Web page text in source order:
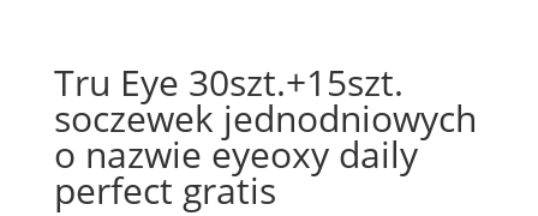
Tru Eye 30szt.+15szt.
soczewek jednodniowych
o nazwie eyeoxy daily
perfect gratis